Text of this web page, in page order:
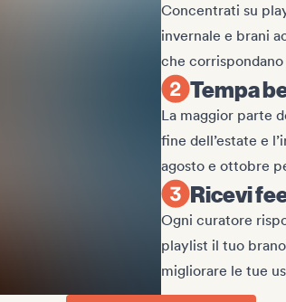
Concentrati su
invernale e brani
che
Tempa
La maggior parte
fine dell’estate e
agosto e ottobre
Ricevi
Ogni curatore
playlist il tuo
migliorare le tue